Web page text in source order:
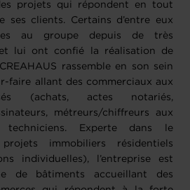
projets qui répondent en tout
ses clients. Certains d’entre eux
au groupe depuis de très
et lui ont confié la réalisation de
rassemble en son sein
faire allant des commerciaux aux
(achats, actes notariés,
métreurs/chiffreurs aux
Experte dans le
immobiliers résidentiels
individuelles), l’entreprise est
de bâtiments accueillant des